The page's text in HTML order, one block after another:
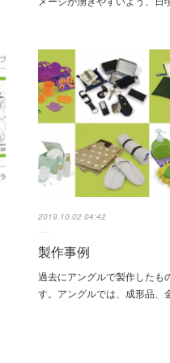
2019.10.02 04:42
製作事例
過去にアングルで製作したも
す。アングルでは、成形品